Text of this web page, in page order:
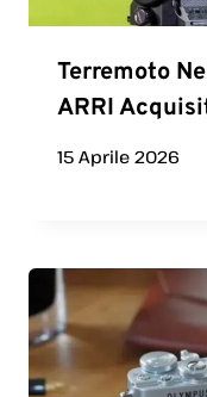
Terremoto
ARRI
15 Aprile 2026